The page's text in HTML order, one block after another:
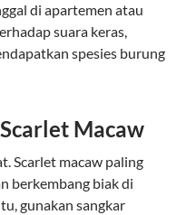
di apartemen atau
suara keras,
spesies burung
Macaw
Scarlet macaw paling
berkembang biak di
gunakan sangkar